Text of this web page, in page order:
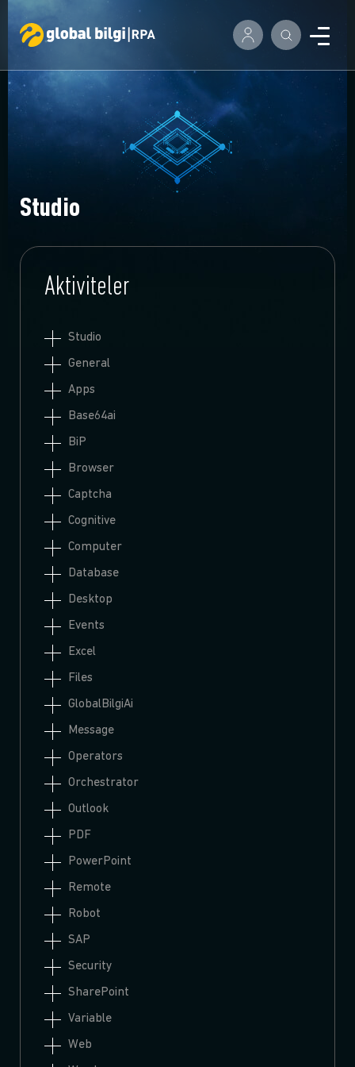
Studio
Aktiviteler
Studio
General
Apps
Base64ai
BiP
Browser
Captcha
Cognitive
Computer
Database
Desktop
Events
Excel
Files
GlobalBilgiAi
Message
Operators
Orchestrator
Outlook
PDF
PowerPoint
Remote
Robot
SAP
Security
SharePoint
Variable
Web